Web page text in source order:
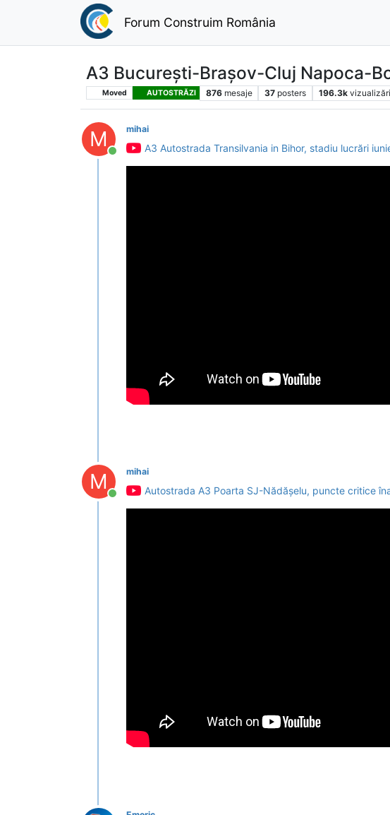
Forum Construim România
A3 București-Brașov-Cluj Napoca-
Moved AUTOSTRĂZI 876 mesaje 37 posters 196.3k vizualizări
M
Conectat
mihai
A3 Autostrada Transilvania in Bihor, stadiu lucrări
M
Conectat
mihai
Autostrada A3 Poarta SJ-Nădășelu, puncte critice